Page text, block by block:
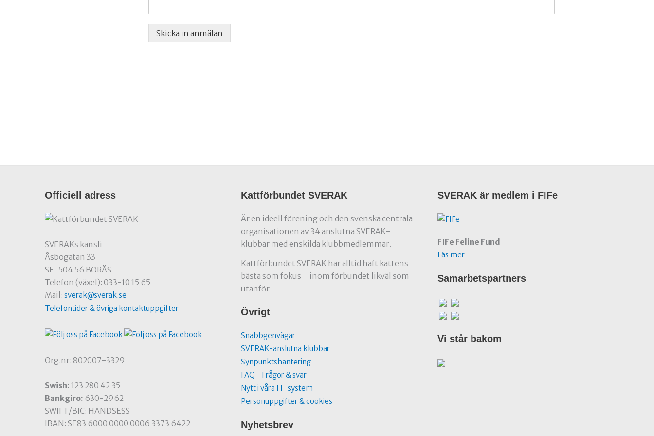
Skicka in anmälan
Officiell adress
SVERAKs kansli
Åsbogatan 33
SE-504 56 BORÅS
Telefon (växel): 033-10 15 65
Mail: sverak@sverak.se
Telefontider & övriga kontaktuppgifter
Org.nr: 802007-3329
Swish: 123 280 42 35
Bankgiro: 630-2962
SWIFT/BIC: HANDSESS
IBAN: SE83 6000 0000 0006 3373 6422
Kattförbundet SVERAK
Är en ideell förening och den svenska centrala
organisationen av 34 anslutna SVERAK-
klubbar med enskilda klubbmedlemmar.
Kattförbundet SVERAK har alltid haft kattens
bästa som fokus – inom förbundet likväl som
utanför.
Övrigt
Snabbgenvägar
SVERAK-anslutna klubbar
Synpunktshantering
FAQ - Frågor & svar
Nytt i våra IT-system
Personuppgifter & cookies
Nyhetsbrev
SVERAK är medlem i FIFe
FIFe Feline Fund
Läs mer
Samarbetspartners
Vi står bakom